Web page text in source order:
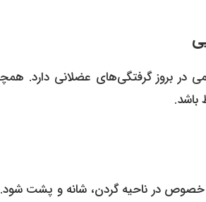
در بروز گرفتگی‌های عضلانی دارد.
باشد.
خصوص در ناحیه گردن، شانه و پشت